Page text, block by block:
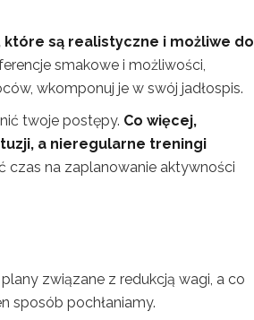
są realistyczne i możliwe do
smakowe i możliwości,
wkomponuj je w swój jadłospis.
twoje postępy. Co więcej,
a nieregularne treningi
czas na zaplanowanie aktywności
związane z redukcją wagi, a co
sposób pochłaniamy.